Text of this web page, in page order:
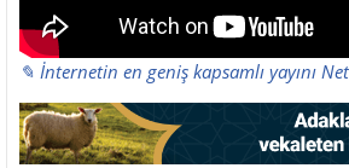
✎ İnternetin en geniş kapsamlı yayını